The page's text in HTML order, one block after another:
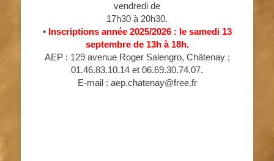
vendredi de
17h30 à 20h30.
• Inscriptions année 2025/2026 : le samedi 13
septembre de 13h à 18h.
AEP : 129 avenue Roger Salengro, Châtenay ;
01.46.83.10.14 et 06.69.30.74.07.
E-mail : aep.chatenay@free.fr